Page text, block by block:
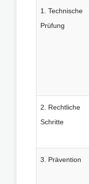
1. Technische
Prüfung
2. Rechtliche
Schritte
3. Prävention